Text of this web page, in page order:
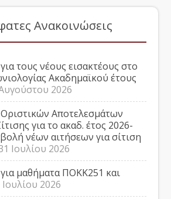
Ανακοινώσεις
τους νέους εισακτέους στο
Ακαδημαϊκού έτους
2026
Αποτελεσμάτων
για το ακαδ. έτος 2026-
νέων αιτήσεων για σίτιση
Ιουλίου 2026
μαθήματα ΠΟΚΚ251 και
Ιουλίου 2026